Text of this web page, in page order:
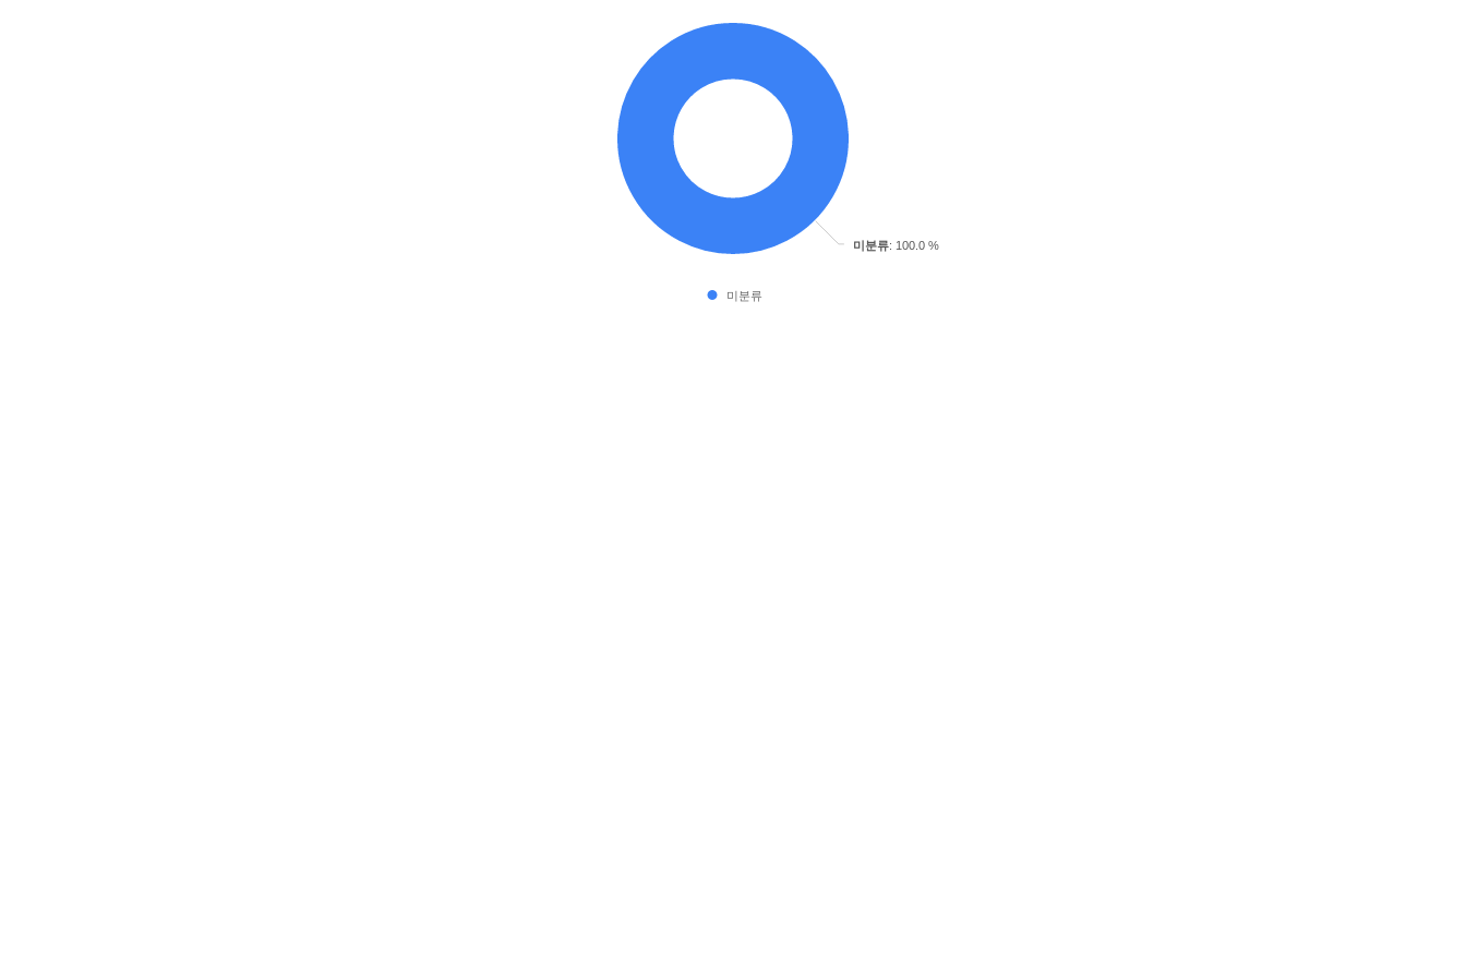
미분류: 100.0 %
미분류